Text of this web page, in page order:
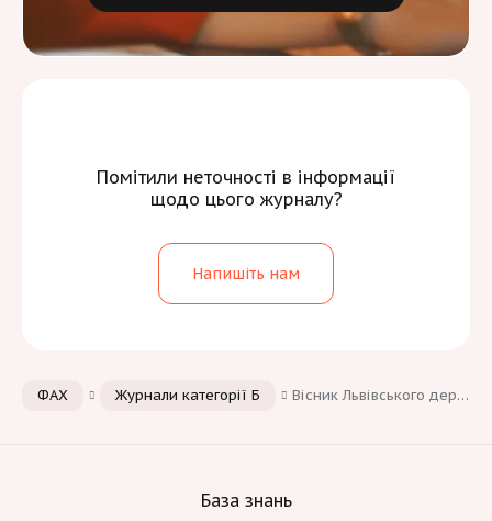
Помітили неточності в інформації
щодо цього журналу?
Напишіть нам
ФАХ Журнали категорії Б Вісник Львівського державного університету безпеки життєдіяльності
База знань